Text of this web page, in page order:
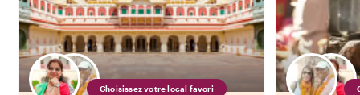
Choisissez votre local favori